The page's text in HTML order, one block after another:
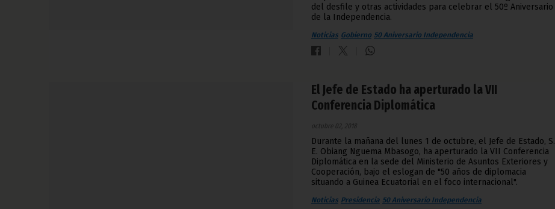
del desfile y otras actividades para celebrar el 50º Aniversario
de la Independencia.
Noticias Gobierno 50 Aniversario Independencia
El Jefe de Estado ha aperturado la VII
Conferencia Diplomática
octubre 02, 2018
Durante la mañana del lunes 1 de octubre, el Jefe de Estado, S.
E. Obiang Nguema Mbasogo, ha aperturado la VII Conferencia
Diplomática en la sede del Ministerio de Asuntos Exteriores y
Cooperación, bajo el eslogan de "50 años de diplomacia
situando a Guinea Ecuatorial en el foco internacional".
Noticias Presidencia 50 Aniversario Independencia